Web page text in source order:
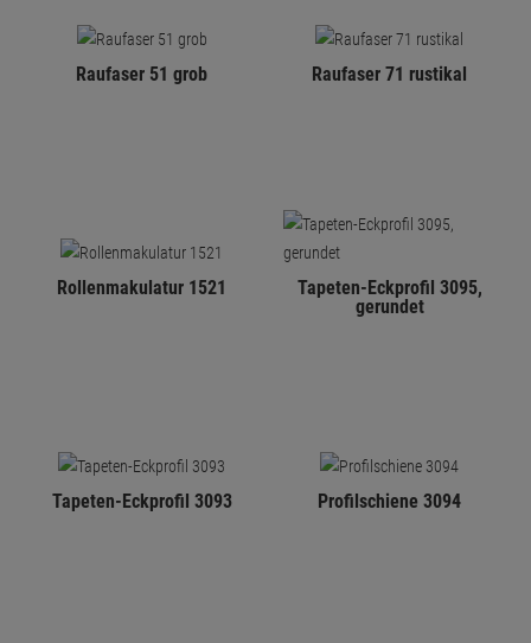
Raufaser 51 grob Raufaser 71 rustikal
Rollenmakulatur 1521
Tapeten-Eckprofil 3095,
gerundet
Tapeten-Eckprofil 3093 Profilschiene 3094